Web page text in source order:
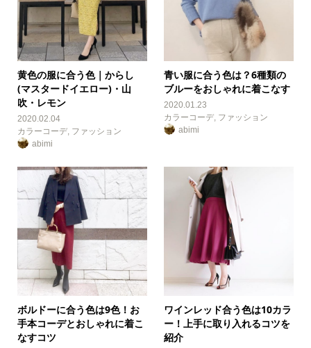
黄色の服に合う色｜からし
(マスタードイエロー)・山
吹・レモン
2020.02.04
カラーコーデ, ファッション
abimi
青い服に合う色は？6種類の
ブルーをおしゃれに着こなす
2020.01.23
カラーコーデ ファッション
abimi
ボルドーに合う色は9色！お
手本コーデとおしゃれに着こ
なすコツ
ワインレッド合う色は10カラ
ー！上手に取り入れるコツを
紹介